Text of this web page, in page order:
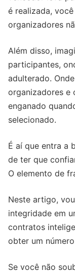
é realizada,
organizadores
Além disso,
participantes,
adulterado.
organizadores e
enganado
selecionado.
É aí que entra a
de ter que
O elemento de
Neste artigo,
integridade em
contratos
obter um
Se você não